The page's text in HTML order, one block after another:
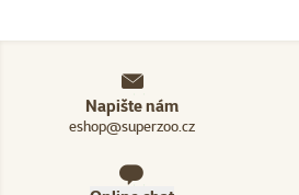
Napište nám
eshop@superzoo.cz